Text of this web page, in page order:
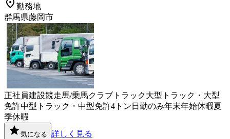
勤務地
群馬県藤岡市
正社員建設競走馬/乗馬クラブ トラック大型トラック・大型
免許中型トラック・中型免許4トン 日勤のみ年末年始休暇夏
季休暇
気になる 詳しく見る